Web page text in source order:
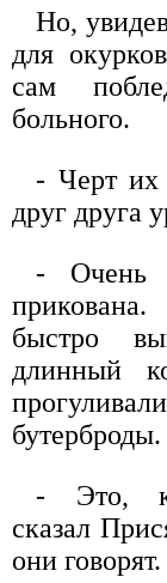
Но,
для
сам
больного.
- Черт их
друг друга
- Очень
быстро
длинный
бутерброды.
- Это,
сказал
они говорят.